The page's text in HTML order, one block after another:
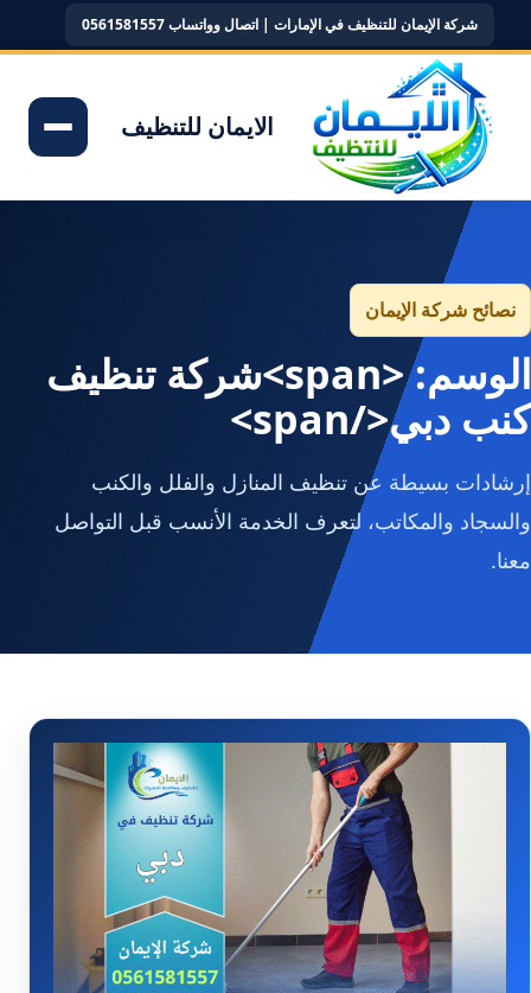
شركة الإيمان للتنظيف في الإمارات | اتصال وواتساب 0561581557
الايمان للتنظيف
نصائح شركة الإيمان
الوسم: <span>شركة تنظيف
كنب دبي</span>
إرشادات بسيطة عن تنظيف المنازل والفلل والكنب
والسجاد والمكاتب، لتعرف الخدمة الأنسب قبل التواصل
معنا.